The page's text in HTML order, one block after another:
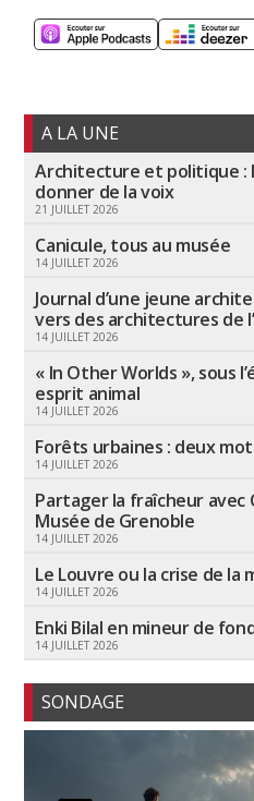
A LA UNE
Architecture et politique :
donner de la voix
21 JUILLET 2026
Canicule, tous au musée
14 JUILLET 2026
Journal d’une jeune
vers des architectures de
14 JUILLET 2026
« In Other Worlds », sous
esprit animal
14 JUILLET 2026
Forêts urbaines : deux
14 JUILLET 2026
Partager la fraîcheur
Musée de Grenoble
14 JUILLET 2026
Le Louvre ou la crise de la
14 JUILLET 2026
Enki Bilal en mineur de
14 JUILLET 2026
SONDAGE